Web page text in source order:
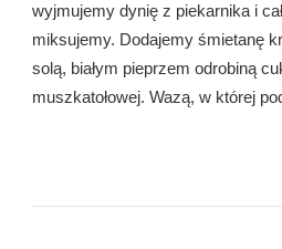
wyjmujemy dynię z piekarnika i
miksujemy. Dodajemy śmietanę
solą, białym pieprzem odrobiną
muszkatołowej. Wazą, w której